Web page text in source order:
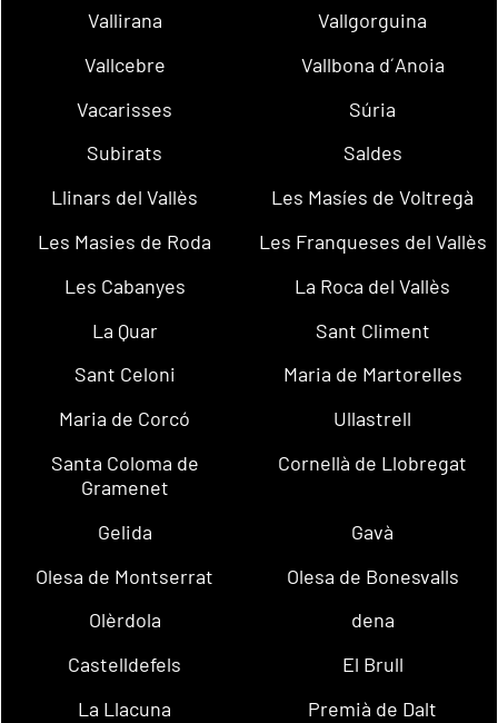
Vallirana
Vallgorguina
Vallcebre
Vallbona d´Anoia
Vacarisses
Súria
Subirats
Saldes
Llinars del Vallès
Les Masíes de Voltregà
Les Masies de Roda
Les Franqueses del Vallès
Les Cabanyes
La Roca del Vallès
La Quar
Sant Climent
Sant Celoni
Maria de Martorelles
Maria de Corcó
Ullastrell
Santa Coloma de
Gramenet
Cornellà de Llobregat
Gelida
Gavà
Olesa de Montserrat
Olesa de Bonesvalls
Olèrdola
dena
Castelldefels
El Brull
La Llacuna
Premià de Dalt